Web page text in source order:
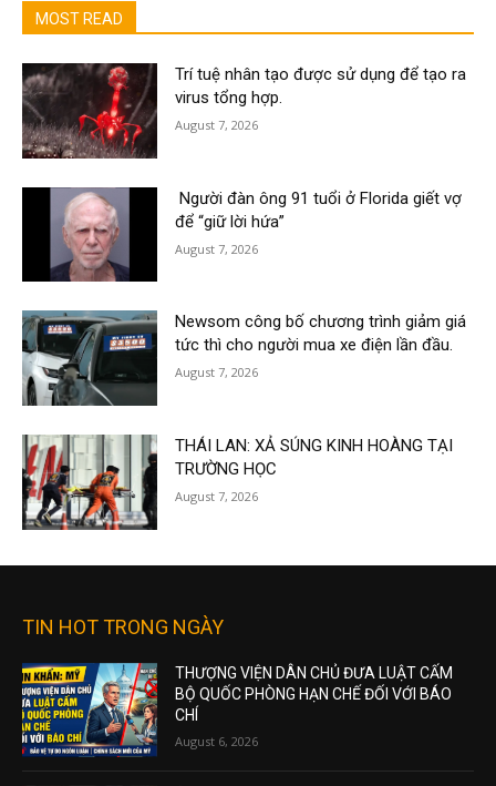
MOST READ
Trí tuệ nhân tạo được sử dụng để tạo ra
virus tổng hợp.
August 7, 2026
Người đàn ông 91 tuổi ở Florida giết vợ
để “giữ lời hứa”
August 7, 2026
Newsom công bố chương trình giảm giá
tức thì cho người mua xe điện lần đầu.
August 7, 2026
THÁI LAN: XẢ SÚNG KINH HOÀNG TẠI
TRƯỜNG HỌC
August 7, 2026
TIN HOT TRONG NGÀY
THƯỢNG VIỆN DÂN CHỦ ĐƯA LUẬT CẤM
BỘ QUỐC PHÒNG HẠN CHẾ ĐỐI VỚI BÁO
CHÍ
August 6, 2026